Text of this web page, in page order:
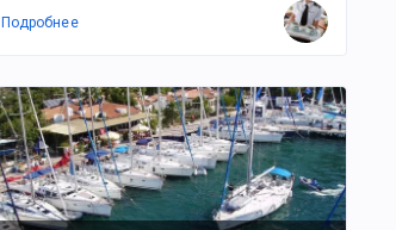
Подробнее